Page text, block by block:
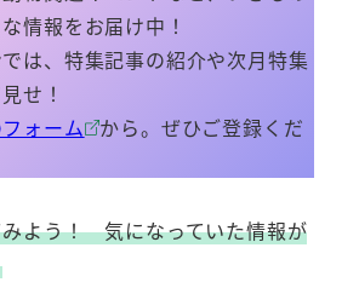
情報をお届け中！
は、特集記事の紹介や次月特集
せ！
ォーム
から。ぜひご登録くだ
よう！ 気になっていた情報が